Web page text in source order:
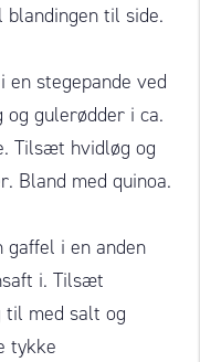
til side.
en stegepande ved
og gulerødder i ca.
Tilsæt hvidløg og
Bland med quinoa.
gaffel i en anden
i. Tilsæt
til med salt og
tykke